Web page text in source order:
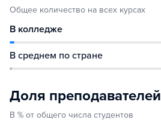
Общее количество на всех курсах
В колледже
В среднем по стране
Доля преподавателей
В % от общего числа студентов